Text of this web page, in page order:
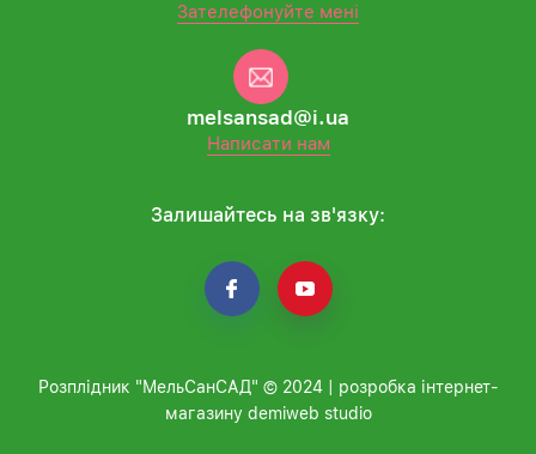
Зателефонуйте мені
melsansad@i.ua
Написати нам
Залишайтесь на зв'язку:
Розплідник "МельСанСАД" © 2024 | розробка інтернет-
магазину demiweb studio